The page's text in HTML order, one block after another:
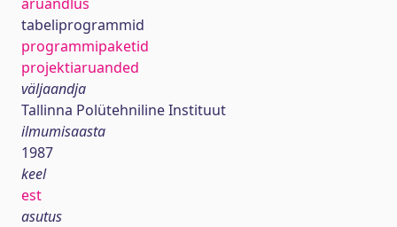
tabeliprogrammid
programmipaketid
projektiaruanded
väljaandja
Tallinna Polütehniline Instituut
ilmumisaasta
1987
keel
est
asutus